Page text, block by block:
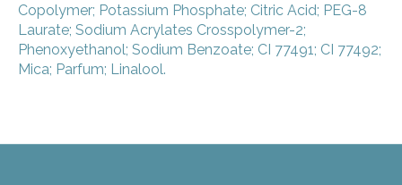
Copolymer; Potassium Phosphate; Citric Acid; PEG-8
Laurate; Sodium Acrylates Crosspolymer-2;
Phenoxyethanol; Sodium Benzoate; CI 77491; CI 77492;
Mica; Parfum; Linalool.